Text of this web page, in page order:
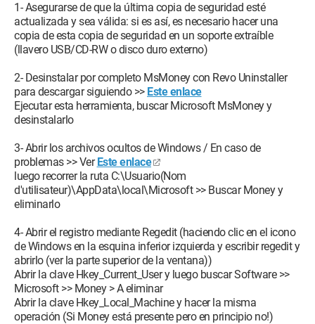
1- Asegurarse de que la última copia de seguridad esté
actualizada y sea válida: si es así, es necesario hacer una
copia de esta copia de seguridad en un soporte extraíble
(llavero USB/CD-RW o disco duro externo)
2- Desinstalar por completo MsMoney con Revo Uninstaller
para descargar siguiendo >> Este enlace
Ejecutar esta herramienta, buscar Microsoft MsMoney y
desinstalarlo
3- Abrir los archivos ocultos de Windows / En caso de
problemas >> VerEste enlace
luego recorrer la ruta C:\Usuario(Nom
d'utilisateur)\AppData\local\Microsoft >> Buscar Money y
eliminarlo
4- Abrir el registro mediante Regedit (haciendo clic en el icono
de Windows en la esquina inferior izquierda y escribir regedit y
abrirlo (ver la parte superior de la ventana))
Abrir la clave Hkey_Current_User y luego buscar Software >>
Microsoft >> Money > A eliminar
Abrir la clave Hkey_Local_Machine y hacer la misma
operación (Si Money está presente pero en principio no!)